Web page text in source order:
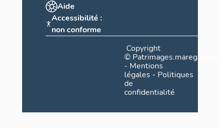
Aide
Accessibilité :
non conforme
Copyright
©
- Mentions
légales - Politiques
de
confidentialité